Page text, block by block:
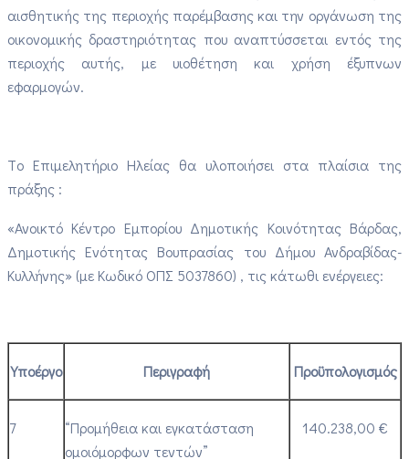
αισθητικής της περιοχής παρέμβασης και την οργάνωση της
οικονομικής δραστηριότητας που αναπτύσσεται εντός της
περιοχής αυτής, με υιοθέτηση και χρήση έξυπνων
εφαρμογών.
Το Επιμελητήριο Ηλείας θα υλοποιήσει στα πλαίσια της
πράξης :
«Ανοικτό Κέντρο Εμπορίου Δημοτικής Κοινότητας Βάρδας,
Δημοτικής Ενότητας Βουπρασίας του Δήμου Ανδραβίδας-
Κυλλήνης» (με Κωδικό ΟΠΣ 5037860) , τις κάτωθι ενέργειες:
Υποέργο Περιγραφή Προϋπολογισμός
7 “Προμήθεια και εγκατάσταση
ομοιόμορφων τεντών”
140.238,00 €